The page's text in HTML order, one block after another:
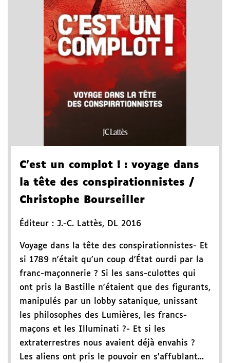
C'est un complot ! : voyage dans
la tête des conspirationnistes /
Christophe Bourseiller
Éditeur : J.-C. Lattès, DL 2016
Voyage dans la tête des conspirationnistes- Et
si 1789 n'était qu'un coup d'État ourdi par la
franc-maçonnerie ? Si les sans-culottes qui
ont pris la Bastille n'étaient que des figurants,
manipulés par un lobby satanique, unissant
les philosophes des Lumières, les francs-
maçons et les Illuminati ?- Et si les
extraterrestres nous avaient déjà envahis ?
Les aliens ont pris le pouvoir en s'affublant...